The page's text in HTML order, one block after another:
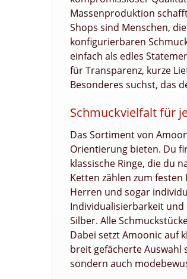
Massenproduktion
Shops sind Menschen,
konfigurierbaren
einfach als edles
für Transparenz, kurze
Besonderes suchst, das
Schmuckvielfalt für
Das Sortiment von
Orientierung bieten. Du
klassische Ringe, die du
Ketten zählen zum
Herren und sogar
Individualisierbarkeit und
Silber. Alle
Dabei setzt Amoonic auf
breit gefächerte Auswahl
sondern auch